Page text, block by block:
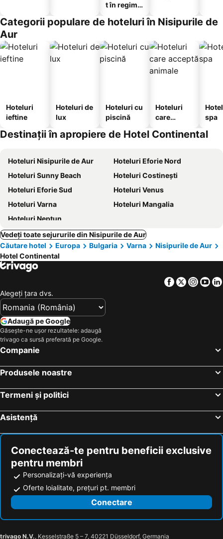
t în regim
Categorii populare de hoteluri în Nisipurile de
Aur
Hoteluri
ieftine
Hoteluri de
lux
Hoteluri cu
piscină
Hoteluri
care
animale
spa
Destinații în apropiere de Hotel Continental
Hoteluri Nisipurile de Aur
Hoteluri Eforie Nord
Hoteluri Sunny Beach
Hoteluri Costinești
Hoteluri Eforie Sud
Hoteluri Venus
Hoteluri Varna
Hoteluri Mangalia
Hoteluri Neptun
Vedeți toate sejururile din Nisipurile de Aur
Căutare hotel
Europa Bulgaria Varna
Nisipurile de Aur
Hotel Continental
Facebook
Twitter
Alegeţi ţara dvs.
Adaugă pe Google
Găsește-ne ușor rezultatele: adaugă
trivago ca sursă preferată pe Google.
Companie
Produsele noastre
Termeni și politici
Asistență
Conectează-te pentru beneficii exclusive
pentru membri
Personalizați-vă experiența
Oferte loialitate, prețuri pt. membri
Conectare
trivago N.V., Kesselstraße 5 – 7, 40221 Düsseldorf, Germania